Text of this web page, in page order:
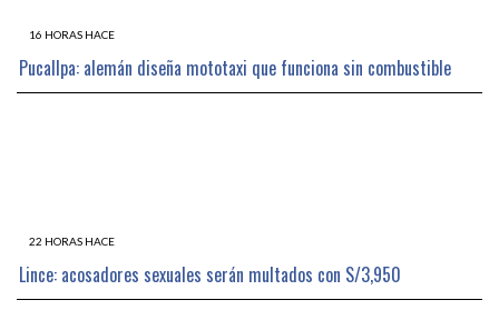
16 HORAS HACE
Pucallpa: alemán diseña mototaxi que funciona sin combustible
22 HORAS HACE
Lince: acosadores sexuales serán multados con S/3,950